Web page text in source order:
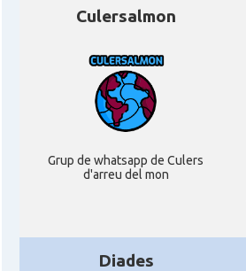
Culersalmon
Grup de whatsapp de Culers
d'arreu del mon
Diades